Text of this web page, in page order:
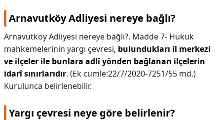
Arnavutköy Adliyesi nereye bağlı?
Arnavutköy Adliyesi nereye bağlı?, Madde 7- Hukuk
mahkemelerinin yargı çevresi, bulundukları il merkezi
ve ilçeler ile bunlara adlî yönden bağlanan ilçelerin
idarî sınırlarıdır. (Ek cümle:22/7/2020-7251/55 md.)
Kurulunca belirlenebilir.
Yargı çevresi neye göre belirlenir?